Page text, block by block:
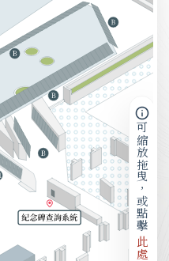
可縮放拖曳，或點擊
此處